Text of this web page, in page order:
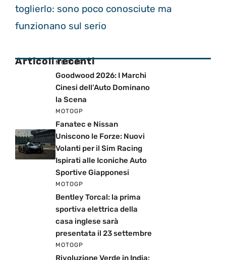
toglierlo: sono poco conosciute ma
funzionano sul serio
Articoli recenti
MOTOGP
Goodwood 2026: I Marchi
Cinesi dell’Auto Dominano
la Scena
MOTOGP
Fanatec e Nissan
Uniscono le Forze: Nuovi
Volanti per il Sim Racing
Ispirati alle Iconiche Auto
Sportive Giapponesi
MOTOGP
Bentley Torcal: la prima
sportiva elettrica della
casa inglese sarà
presentata il 23 settembre
MOTOGP
Rivoluzione Verde in India: